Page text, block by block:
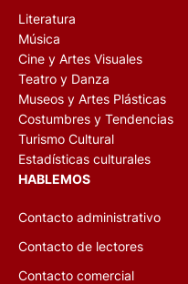
Literatura
Música
Cine y Artes Visuales
Teatro y Danza
Museos y Artes Plásticas
Costumbres y Tendencias
Turismo Cultural
Estadísticas culturales
HABLEMOS
Contacto administrativo
Contacto de lectores
Contacto comercial